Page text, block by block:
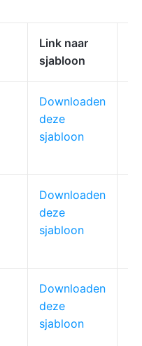
Link naar
sjabloon
Downloaden
deze
sjabloon
Downloaden
deze
sjabloon
Downloaden
deze
sjabloon